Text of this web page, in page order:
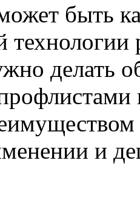
быть
делать
и